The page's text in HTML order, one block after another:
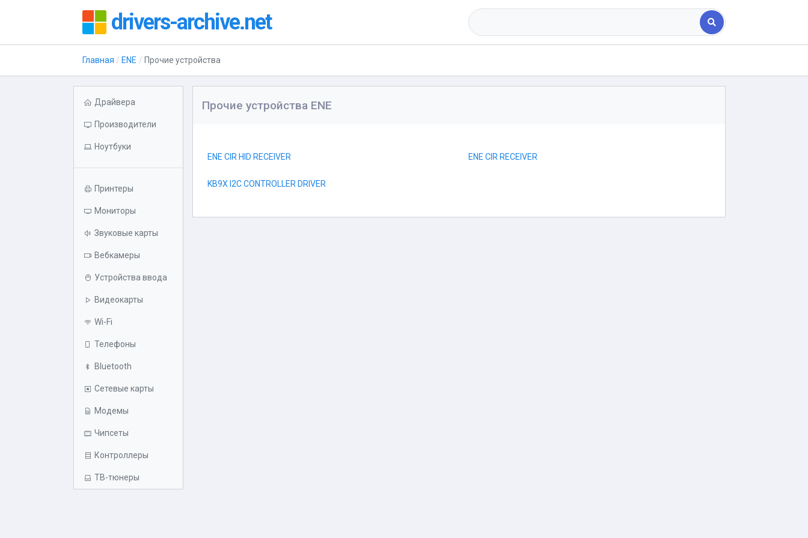
drivers-archive.net
Главная ENE Прочие устройства
Драйвера
Производители
Ноутбуки
Принтеры
Мониторы
Звуковые карты
Вебкамеры
Устройства ввода
Видеокарты
Wi-Fi
Телефоны
Bluetooth
Сетевые карты
Модемы
Чипсеты
Контроллеры
ТВ-тюнеры
Прочие устройства ENE
ENE CIR HID RECEIVER ENE CIR RECEIVER
KB9X I2C CONTROLLER DRIVER